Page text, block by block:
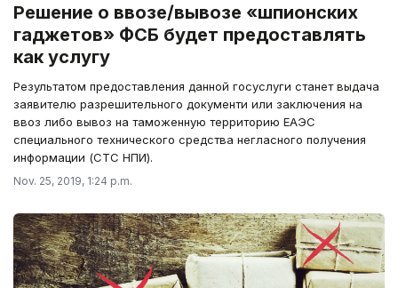
Решение о ввозе/вывозе «шпионских
гаджетов» ФСБ будет предоставлять
как услугу
Результатом предоставления данной госуслуги станет выдача
заявителю разрешительного документи или заключения на
ввоз либо вывоз на таможенную территорию ЕАЭС
специального технического средства негласного получения
информации (СТС НПИ).
Nov. 25, 2019, 1:24 p.m.